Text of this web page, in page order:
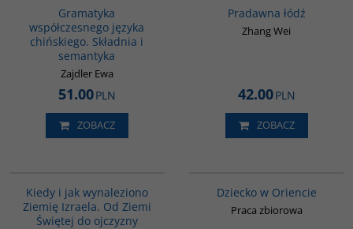
Gramatyka
współczesnego języka
chińskiego. Składnia i
semantyka
Zajdler Ewa
51.00PLN
ZOBACZ
Pradawna łódź
Zhang Wei
42.00PLN
ZOBACZ
Kiedy i jak wynaleziono
Ziemię Izraela. Od Ziemi
Świętej do ojczyzny
Dziecko w Oriencie
Praca zbiorowa